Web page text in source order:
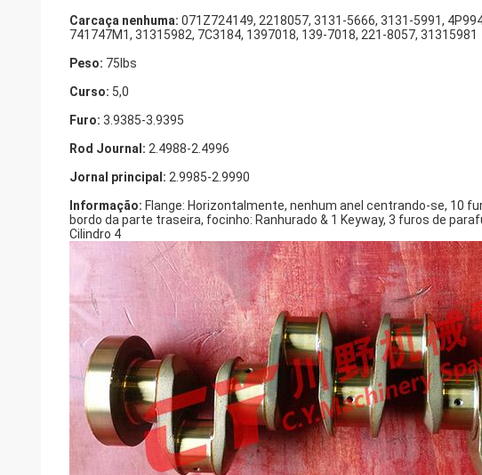
Carcaça nenhuma: 071Z724149, 2218057, 3131-5666, 3131-5991,
741747M1, 31315982, 7C3184, 1397018, 139-7018, 221-8057, 31315981
Peso: 75lbs
Curso: 5,0
Furo: 3.9385-3.9395
Rod Journal: 2.4988-2.4996
Jornal principal: 2.9985-2.9990
Informação: Flange: Horizontalmente, nenhum anel centrando-se, 10
bordo da parte traseira, focinho: Ranhurado & 1 Keyway, 3 furos de
Cilindro 4